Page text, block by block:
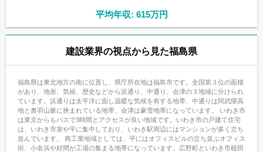
平均年収: 615万円
建設業界の視点から見た福島県
福島県は東北地方の南に位置し、県庁所在地は福島市です。全国第３位の面積
があり、地形、気候、歴史などから浜通り、中通り、会津の３地域に分けられ
ています。浜通りは太平洋に面し温暖な気候を有する地帯、中通りは阿武隈高
地と奥羽山脈に挟まれている地帯、会津は豪雪地帯になっています。 いわき市
は東京からもバスで3時間とアクセスが良い地域です。いわき市の戸建て住宅
は、いわき市泉や平に集中しており、いわき駅周辺にはマンションが多く立ち
並んでいます。 商工業地域としては、平にはオフィスビルの立ち並ぶオフィス
街、小名浜や好間が工場の集まる地帯になっています。広野町といわき市植田